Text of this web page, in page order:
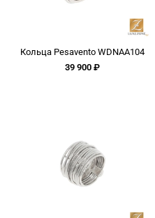
Кольца Pesavento WDNAA104
39 900 ₽